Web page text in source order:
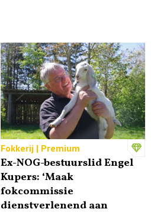
Fokkerij | Premium
Ex-NOG-bestuurslid Engel
Kupers: ‘Maak
fokcommissie
dienstverlenend aan